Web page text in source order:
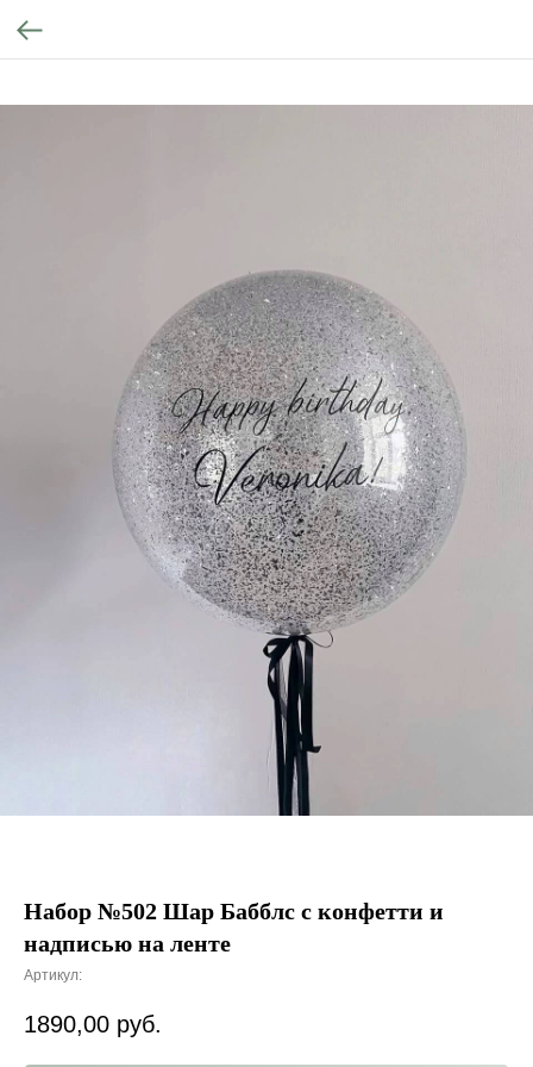
Набор №502 Шар Бабблс с конфетти и
надписью на ленте
Артикул:
1890,00 руб.